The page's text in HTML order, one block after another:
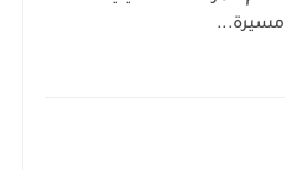
مسيرة...